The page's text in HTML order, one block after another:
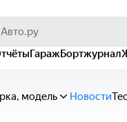
ГаражБортжурнал
модель Новости